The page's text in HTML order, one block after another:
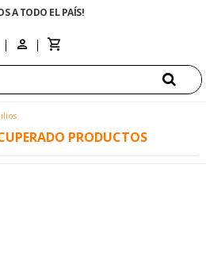
A TODO EL PAÍS!
PRODUCTOS